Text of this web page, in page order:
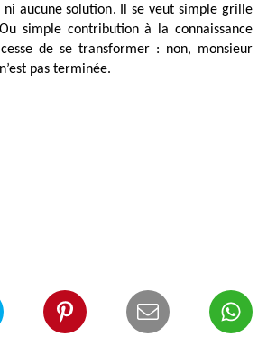
ni aucune solution. Il se veut simple grille
simple contribution à la connaissance
de se transformer : non, monsieur
pas terminée.